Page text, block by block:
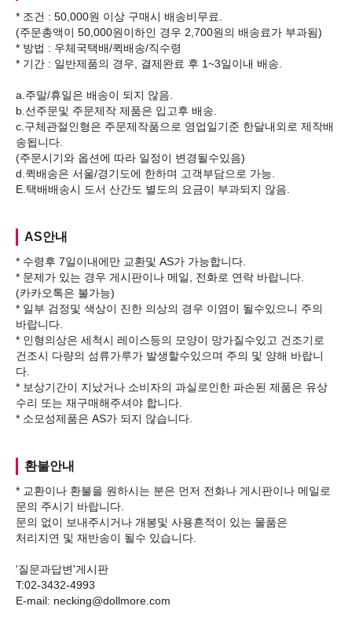
* 조건 : 50,000원 이상 구매시 배송비무료.
(주문총액이 50,000원이하인 경우 2,700원의 배송료가 부과됨)
* 방법 : 우체국택배/퀵배송/직수령
* 기간 : 일반제품의 경우, 결제완료 후 1~3일이내 배송.
a.주말/휴일은 배송이 되지 않음.
b.선주문및 주문제작 제품은 입고후 배송.
c.구체관절인형은 주문제작품으로 영업일기준 한달내외로 제작배
송됩니다.
(주문시기와 옵션에 따라 일정이 변경될수있음)
d.퀵배송은 서울/경기도에 한하며 고객부담으로 가능.
AS안내
* 수령후 7일이내에만 교환및 AS가 가능합니다.
* 문제가 있는 경우 게시판이나 메일, 전화로 연락 바랍니다.
(카카오톡은 불가능)
* 일부 검정및 색상이 진한 의상의 경우 이염이 될수있으니 주의
바랍니다.
* 인형의상은 세척시 레이스등의 모양이 망가질수있고 건조기로
건조시 다량의 섬류가루가 발생할수있으며 주의 및 양해 바랍니
다.
* 보상기간이 지났거나 소비자의 과실로인한 파손된 제품은 유상
수리 또는 재구매해주셔야 합니다.
환불안내
* 교환이나 환불을 원하시는 분은 먼저 전화나 게시판이나 메일로
문의 주시기 바랍니다.
문의 없이 보내주시거나 개봉및 사용흔적이 있는 물품은
처리지연 및 재반송이 될수 있습니다.
'질문과답변'게시판
T:02-3432-4993
E-mail: necking@dollmore.com